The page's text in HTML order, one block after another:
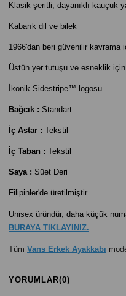
Klasik şeritli, dayanıklı kauçuk
Kabarık dil ve bilek
1966'dan beri güvenilir kavrama
Üstün yer tutuşu ve esneklik
İkonik Sidestripe™ logosu
Bağcık : Standart
İç Astar : Tekstil
İç Taban : Tekstil
Saya : Süet Deri
Filipinler'de üretilmiştir.
Unisex üründür, daha küçük
BURAYA TIKLAYINIZ.
Tüm Vans Erkek Ayakkabı
YORUMLAR(0)